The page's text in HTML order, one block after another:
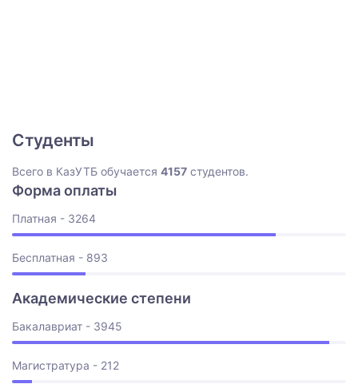
Студенты
Всего в КазУТБ обучается 4157 студентов.
Форма оплаты
Платная - 3264
Бесплатная - 893
Академические степени
Бакалавриат - 3945
Магистратура - 212